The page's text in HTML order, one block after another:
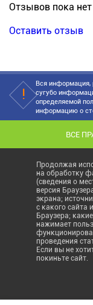
Отзывов пока нет
Оставить отзыв
Вся информация,
сугубо
определяемой
информацию о
ВСЕ
Продолжая
на обработку
(сведения о
версия
экрана;
с какого сайта
Браузера;
нажимает
проведения
Если вы не
покиньте сайт.